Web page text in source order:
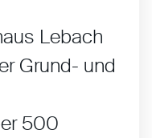
Lebach
Grund- und
500